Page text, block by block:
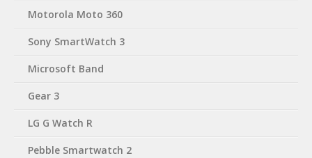
Motorola Moto 360
Sony SmartWatch 3
Microsoft Band
Gear 3
LG G Watch R
Pebble Smartwatch 2